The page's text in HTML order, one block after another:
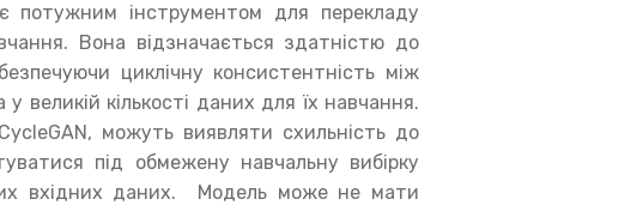
потужним інструментом для перекладу
Вона відзначається здатністю до
циклічну консистентність між
кількості даних для їх навчання.
можуть виявляти схильність до
під обмежену навчальну вибірку
вхідних даних. Модель може не мати